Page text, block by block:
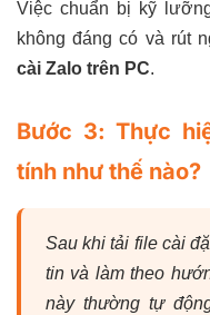
Việc chuẩn bị kỹ
không đáng có và rút
cài Zalo trên PC.
Bước 3: Thực
tính như thế nào?
Sau khi tải file cài
tin và làm theo
này thường tự